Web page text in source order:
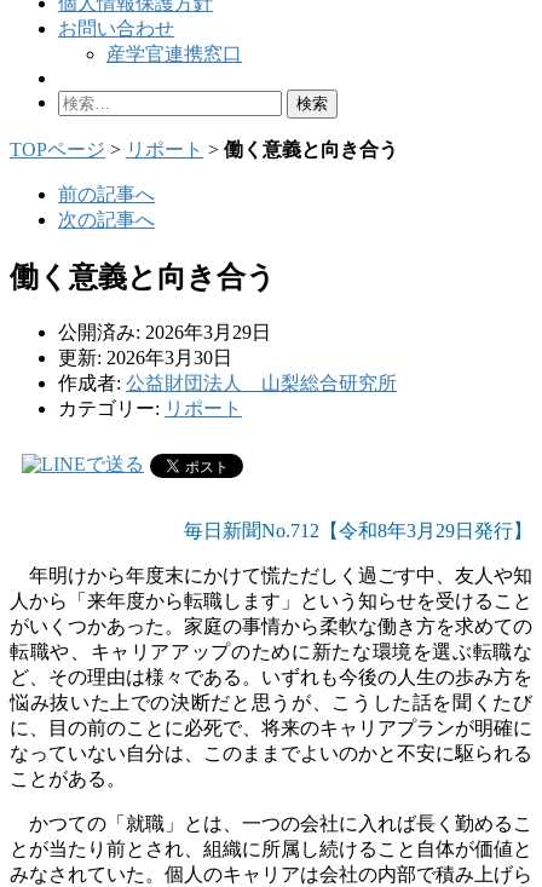
お問い合わせ
産学官連携窓口
検
TOPページ > リポート > 働く意義と向き合う
前の記事へ
次の記事へ
働く意義と向き合う
公開済み: 2026年3月29日
更新: 2026年3月30日
作成者: 公益財団法人 山梨総合研究所
カテゴリー: リポート
毎日新聞No.712【令和8年3月29日発行】
年明けから年度末にかけて慌ただしく過ごす中、友人や知
人から「来年度から転職します」という知らせを受けること
がいくつかあった。家庭の事情から柔軟な働き方を求めての
転職や、キャリアアップのために新たな環境を選ぶ転職な
ど、その理由は様々である。いずれも今後の人生の歩み方を
悩み抜いた上での決断だと思うが、こうした話を聞くたび
に、目の前のことに必死で、将来のキャリアプランが明確に
なっていない自分は、このままでよいのかと不安に駆られる
ことがある。
かつての「就職」とは、一つの会社に入れば長く勤めるこ
とが当たり前とされ、組織に所属し続けること自体が価値と
みなされていた。個人のキャリアは会社の内部で積み上げら